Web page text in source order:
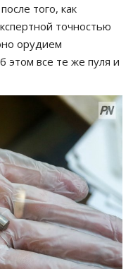
того, как
точностью
орудием
этом все те же пуля и